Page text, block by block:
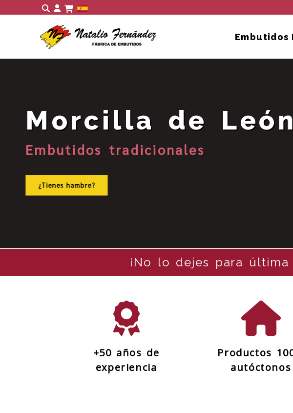
Identifícate
Embutidos
Morcilla de León
Embutidos tradicionales
¿Tienes hambre?
Fábrica deEnviamos
+50 años de
experiencia
Productos
autóctonos